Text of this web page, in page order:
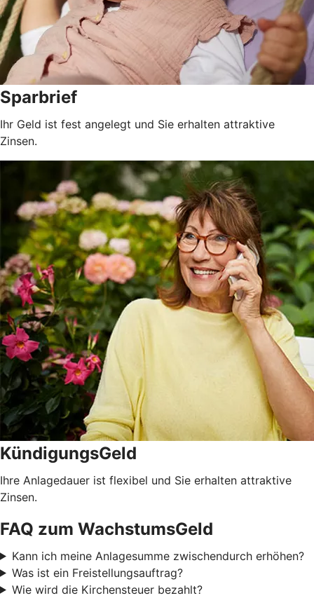
Sparbrief
Ihr Geld ist fest angelegt und Sie erhalten attraktive
Zinsen.
KündigungsGeld
Ihre Anlagedauer ist flexibel und Sie erhalten attraktive
Zinsen.
FAQ zum WachstumsGeld
Kann ich meine Anlagesumme zwischendurch erhöhen?
Was ist ein Freistellungsauftrag?
Wie wird die Kirchensteuer bezahlt?